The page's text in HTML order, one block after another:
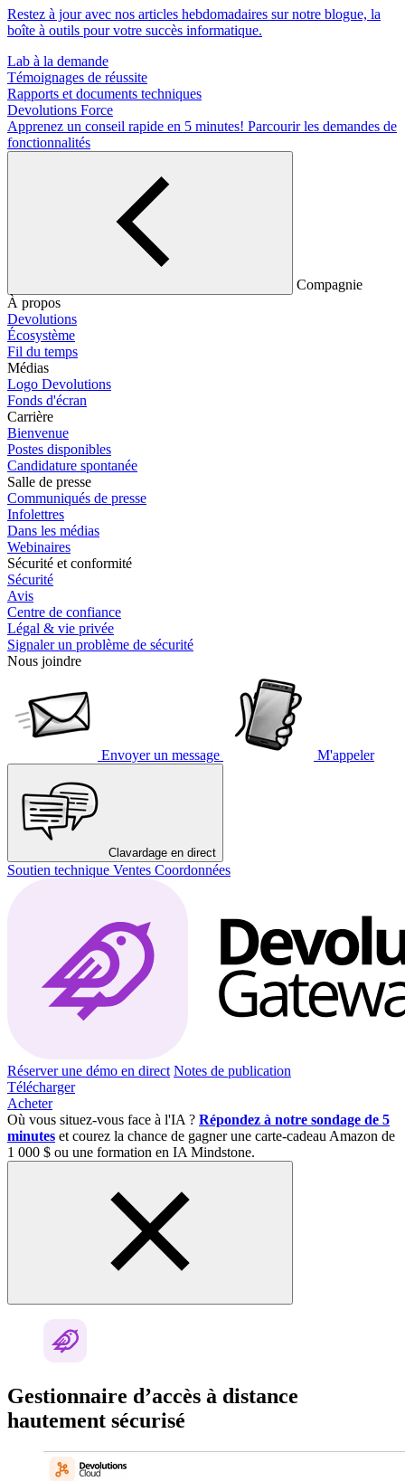
Restez à jour avec nos articles hebdomadaires sur notre blogue, la
boîte à outils pour votre succès informatique.
Lab à la demande
Témoignages de réussite
Rapports et documents techniques
Devolutions Force
Apprenez un conseil rapide en 5 minutes! Parcourir les demandes de
fonctionnalités
Compagnie
À propos
Devolutions
Écosystème
Fil du temps
Médias
Logo Devolutions
Fonds d'écran
Carrière
Bienvenue
Postes disponibles
Candidature spontanée
Salle de presse
Communiqués de presse
Infolettres
Dans les médias
Webinaires
Sécurité et conformité
Sécurité
Avis
Centre de confiance
Légal & vie privée
Signaler un problème de sécurité
Nous joindre
Envoyer un message M'appeler
Clavardage en direct
Soutien technique Ventes Coordonnées
Réserver une démo en direct Notes de publication
Télécharger
Acheter
Où vous situez-vous face à l'IA ? Répondez à notre sondage de 5
minutes et courez la chance de gagner une carte-cadeau Amazon de
1 000 $ ou une formation en IA Mindstone.
Gestionnaire d’accès à distance
hautement sécurisé